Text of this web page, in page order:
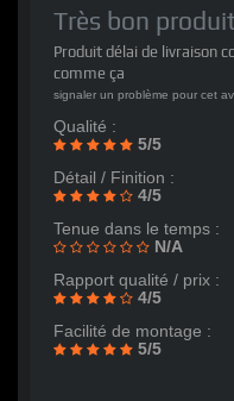
Très bon
Produit délai de livraison
comme ça
signaler un problème pour cet
Qualité :
5/5
Détail / Finition :
4/5
Tenue dans le temps :
N/A
Rapport qualité / prix :
4/5
Facilité de montage :
5/5